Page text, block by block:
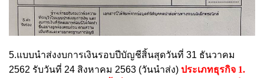
5.แบบนำส่งงบการเงินรอบปีบัญชีสิ้นสุดวันที่ 31 ธันวาคม
2562 รับวันที่ 24 สิงหาคม 2563 (วันนำส่ง) ประเภทธุรกิจ 1.